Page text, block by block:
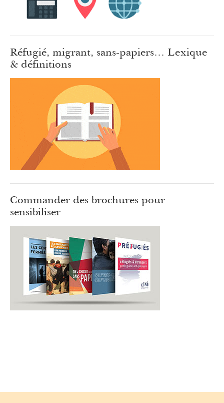
Réfugié, migrant, sans-papiers… Lexique
& définitions
Commander des brochures pour
sensibiliser